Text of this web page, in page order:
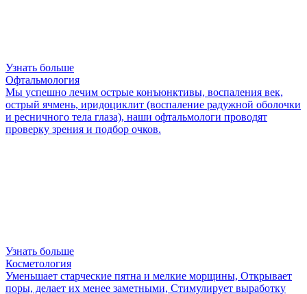
Узнать больше
Офтальмология
Мы успешно лечим острые конъюнктивы, воспаления век,
острый ячмень, иридоциклит (воспаление радужной оболочки
и ресничного тела глаза), наши офтальмологи проводят
проверку зрения и подбор очков.
Узнать больше
Косметология
Уменьшает старческие пятна и мелкие морщины, Открывает
поры, делает их менее заметными, Стимулирует выработку